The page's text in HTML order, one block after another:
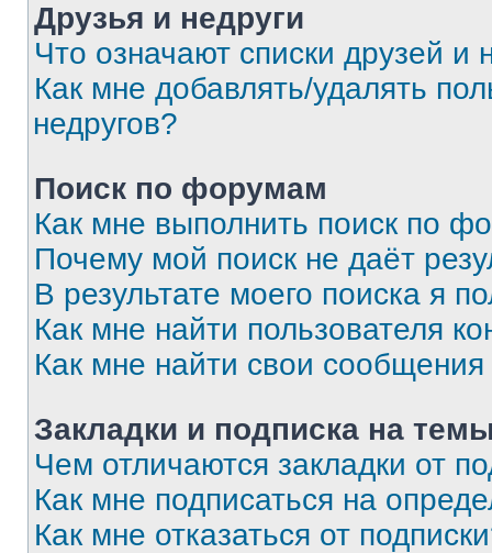
Друзья и недруги
Что означают списки друзей и
Как мне добавлять/удалять
недругов?
Поиск по форумам
Как мне выполнить поиск по
Почему мой поиск не даёт
В результате моего поиска я
Как мне найти пользователя
Как мне найти свои
Закладки и подписка на
Чем отличаются закладки от
Как мне подписаться на
Как мне отказаться от